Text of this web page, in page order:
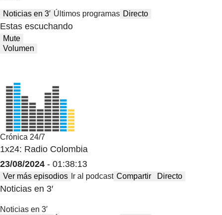
Noticias en 3′ Últimos programas Directo
Estas escuchando
Mute
Volumen
Crónica 24/7
1x24: Radio Colombia
23/08/2024 - 01:38:13
Ver más episodios Ir al podcast Compartir Directo
Noticias en 3′
Noticias en 3′